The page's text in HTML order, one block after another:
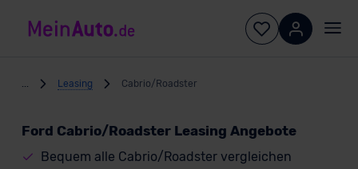
Leasing Cabrio/Roadster
Ford Cabrio/Roadster Leasing Angebote
Bequem alle Cabrio/Roadster vergleichen